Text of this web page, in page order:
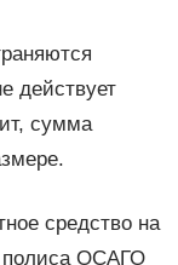
действует
сумма
средство на
полиса ОСАГО